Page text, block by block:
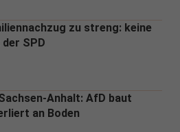
zu streng: keine
SPD
Anhalt: AfD baut
an Boden